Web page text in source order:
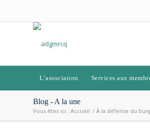
L’association Services aux
Blog - A la une
Vous êtes ici : Accueil / À la défense du